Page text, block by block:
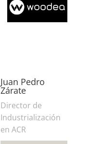
Juan Pedro
Zárate
Director de
Industrialización
en ACR